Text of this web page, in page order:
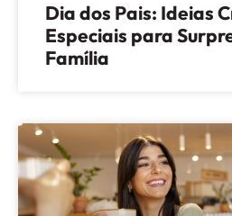
Dia dos Pais: Ideias
Especiais para
Família